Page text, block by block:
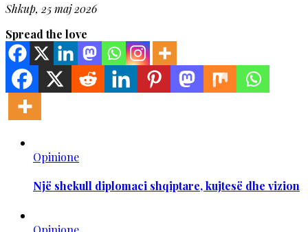
Shkup, 25 maj 2026
Spread the love
Opinione
Një shekull diplomaci shqiptare, kujtesë dhe vizion